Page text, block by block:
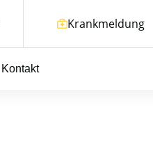
Krankmeldung
Kontakt